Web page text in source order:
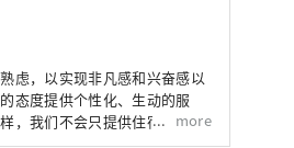
虑，以实现非凡感和兴奋感以
态度提供个性化、生动的服
，我们不会只提供住宿，而是
more